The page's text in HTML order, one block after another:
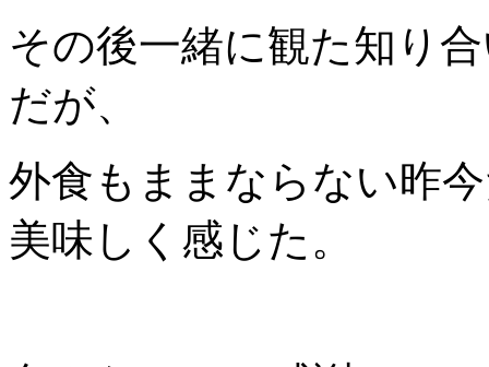
その後一緒に観た知り
だが、
外食もままならない昨
美味しく感じた。